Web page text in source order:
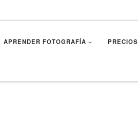
APRENDER FOTOGRAFÍA PRECIOS